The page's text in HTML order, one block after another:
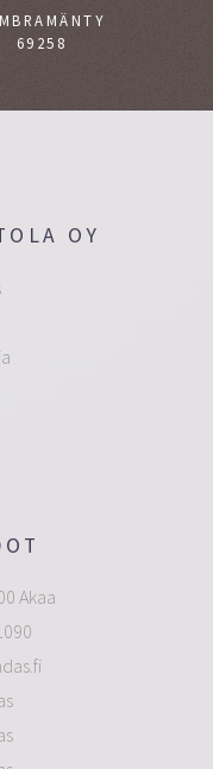
69258
OY
Akaa